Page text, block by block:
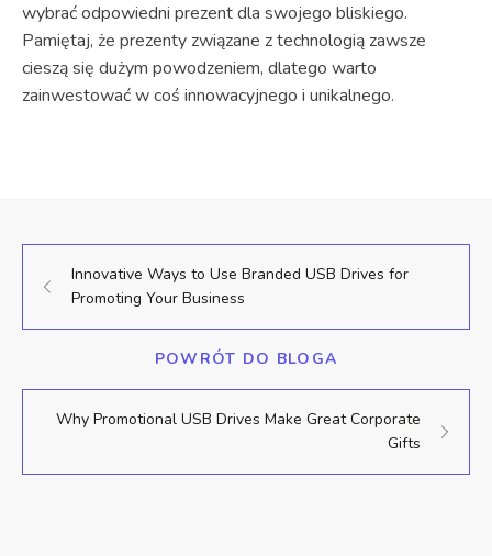
wybrać odpowiedni prezent dla swojego bliskiego.
Pamiętaj, że prezenty związane z technologią zawsze
cieszą się dużym powodzeniem, dlatego warto
zainwestować w coś innowacyjnego i unikalnego.
Innovative Ways to Use Branded USB Drives for
Promoting Your Business
POWRÓT DO BLOGA
Why Promotional USB Drives Make Great Corporate
Gifts